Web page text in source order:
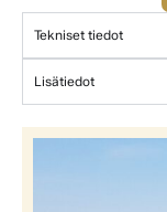
Tekniset tiedot
Lisätiedot